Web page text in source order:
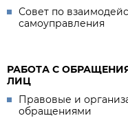
Совет по
самоуправления
РАБОТА С
ЛИЦ
Правовые и
обращениями